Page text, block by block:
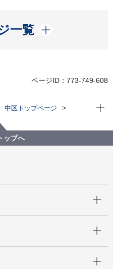
一覧
開く
ページID：773-749-608
中区トップページ
護予防等への取組
現在
ップへ